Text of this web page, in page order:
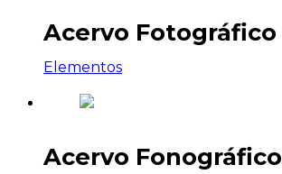
Acervo Fotográfico
Elementos
Acervo Fonográfico